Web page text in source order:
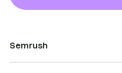
Semrush